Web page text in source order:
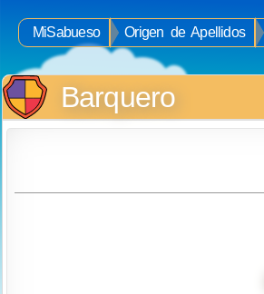
MiSabueso Origen de Apellidos
Barquero